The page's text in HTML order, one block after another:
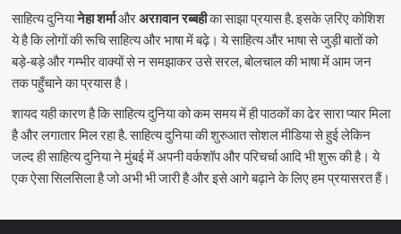
साहित्य दुनियानेहा शर्माऔरअरग़वान रब्बहीका साझा प्रयास है. इसके ज़रिए कोशिश
ये है कि लोगों की रूचि साहित्य और भाषा में बढ़े। ये साहित्य और भाषा से जुड़ी बातों को
बड़े-बड़े और गम्भीर वाक्यों से न समझाकर उसे सरल, बोलचाल की भाषा में आम जन
तक पहुँचाने का प्रयास है।
शायद यही कारण है कि साहित्य दुनिया को कम समय में ही पाठकों का ढेर सारा प्यार मिला
है और लगातार मिल रहा है. साहित्य दुनिया की शुरुआत सोशल मीडिया से हुई लेकिन
जल्द ही साहित्य दुनिया ने मुंबई में अपनी वर्कशॉप और परिचर्चा आदि भी शुरू की है। ये
एक ऐसा सिलसिला है जो अभी भी जारी है और इसे आगे बढ़ाने के लिए हम प्रयासरत हैं।